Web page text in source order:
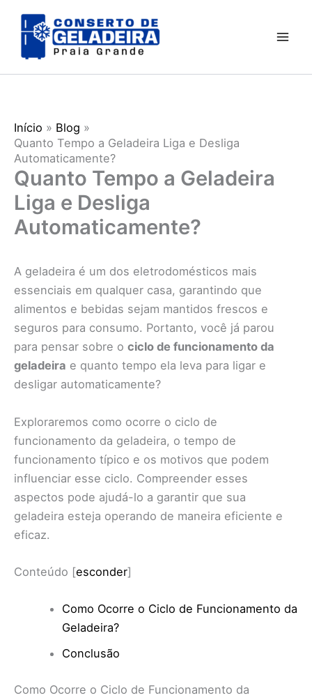
para
Início
Blog
Quanto Tempo a Geladeira Liga e Desliga
Automaticamente?
Quanto Tempo a Geladeira
Liga e Desliga
Automaticamente?
A geladeira é um dos eletrodomésticos mais
essenciais em qualquer casa, garantindo que
alimentos e bebidas sejam mantidos frescos e
seguros para consumo. Portanto, você já parou
para pensar sobre o ciclo de funcionamento da
geladeira e quanto tempo ela leva para ligar e
desligar automaticamente?
Exploraremos como ocorre o ciclo de
funcionamento da geladeira, o tempo de
funcionamento típico e os motivos que podem
influenciar esse ciclo. Compreender esses
aspectos pode ajudá-lo a garantir que sua
geladeira esteja operando de maneira eficiente e
eficaz.
Conteúdo [esconder]
Como Ocorre o Ciclo de Funcionamento da
Geladeira?
Conclusão
Como Ocorre o Ciclo de Funcionamento da